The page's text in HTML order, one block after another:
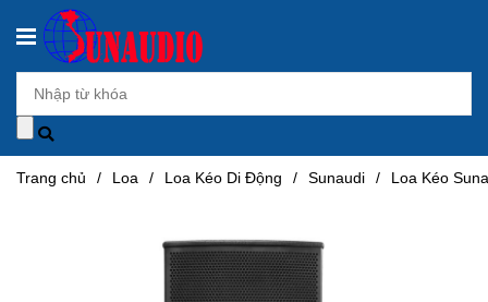
Trang chủ / Loa / Loa Kéo Di Động / Sunaudi / Loa Kéo